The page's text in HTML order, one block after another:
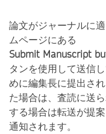
論文がジャーナルに
ムページにある
Submit Manuscript
タンを使用して送信
めに編集長に提出さ
た場合は、査読に送
する場合は転送が提
通知されます。